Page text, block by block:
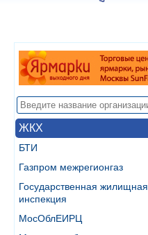
ЖКХ
БТИ
Газпром межрегионгаз
Государственная жилищная
инспекция
МосОблЕИРЦ